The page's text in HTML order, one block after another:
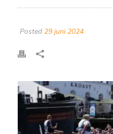
Posted 29 juni 2024